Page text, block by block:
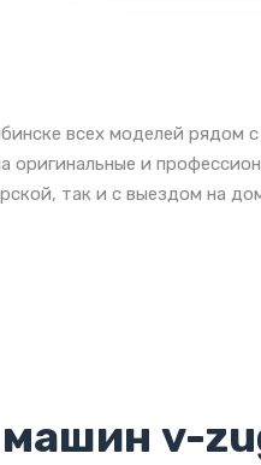
всех моделей рядом
оригинальные и
так и с выездом на
v-